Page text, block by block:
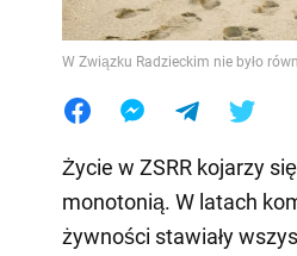
W Związku Radzieckim nie było
Życie w ZSRR kojarzy
monotonią. W latach
żywności stawiały